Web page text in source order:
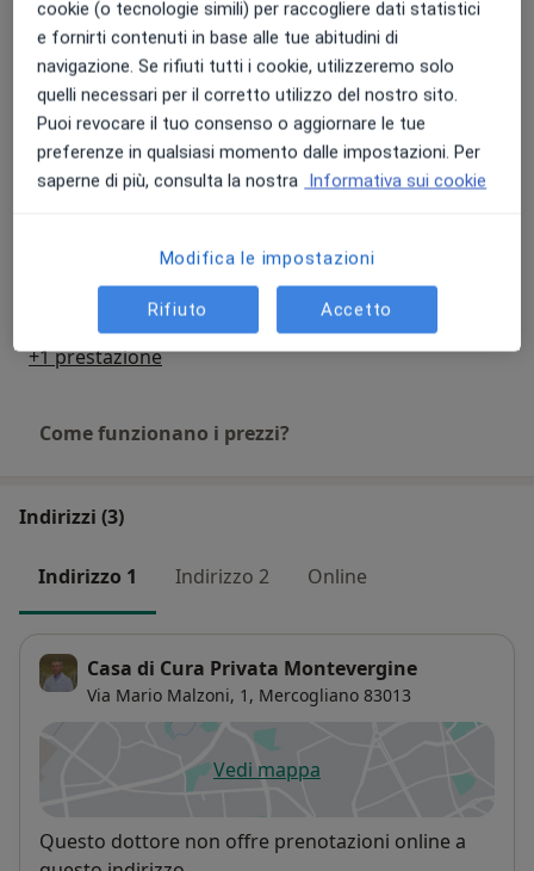
PROFESSIONISTA PRESSO LA CLINICA
“MONTEVERGINE” IN QUALITÀ DI CARDIOLOGO
INTERVENTISTA.
DAL 2012 AL 2015 CONSULENTE IN CARDIOLOGIA
INTERVENTISTICA E CHIRUGIA ENDOVASCULARE
PRESSO LA CLINICA PRIVATA GALAXIA, CHISINAU,
DAL 2015 A TUTT’OGGI CONSULENTE IN CARDIOLOGIA
INTERVENTISTICA E CHIRUGIA ENDOVASCULARE
PRESSO L’OSPEDALE “ SFINTA TREIME” E CLINICA
PRIVATA " NOVAMED", CHISINAU, REPUBBLICA
100 € Dettagli
Ecocolordoppler TSA
70 € Dettagli
Ecodoppler aorto iliaco
Visita cardiologica + ECG + ecocardiogramma
Dettagli
+1 prestazione
Come funzionano i prezzi?
Indirizzi (3)
Indirizzo 1 Indirizzo 2 Online
Casa di Cura Privata Montevergine
Via Mario Malzoni, 1, Mercogliano 83013
Vedi mappasi apre in una nuova scheda
Disponibilità
Questo dottore non offre prenotazioni online a
cookie (o tecnologie simili) per raccogliere dati statistici
e fornirti contenuti in base alle tue abitudini di
navigazione. Se rifiuti tutti i cookie, utilizzeremo solo
quelli necessari per il corretto utilizzo del nostro sito.
Puoi revocare il tuo consenso o aggiornare le tue
preferenze in qualsiasi momento dalle impostazioni. Per
saperne di più, consulta la nostra Informativa sui cookie
Modifica le impostazioni
Rifiuto Accetto